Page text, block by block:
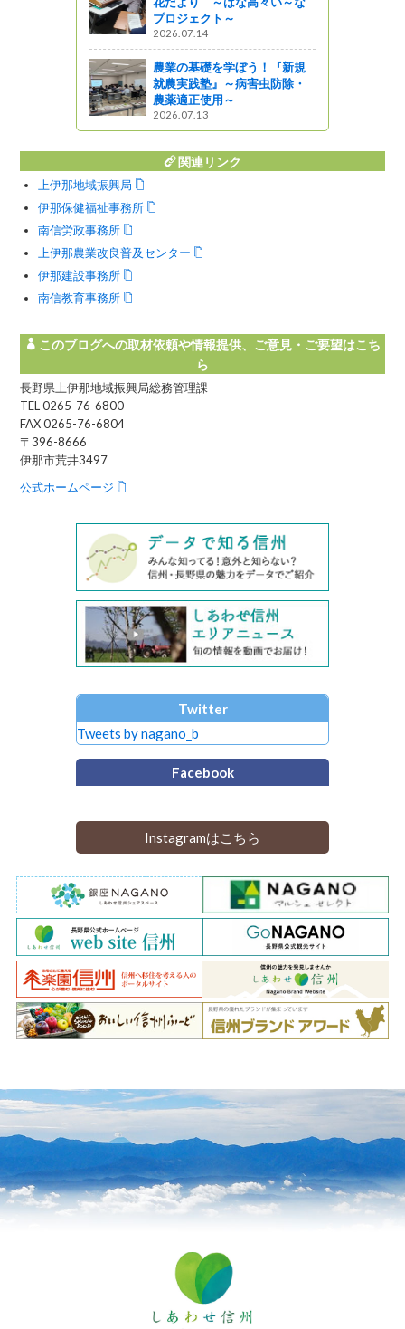
プロジェクト～
2026.07.14
農業の基礎を学ぼう！『新規
就農実践塾』～病害虫防除・
農薬適正使用～
2026.07.13
関連リンク
上伊那地域振興局
伊那保健福祉事務所
南信労政事務所
上伊那農業改良普及センター
伊那建設事務所
南信教育事務所
このブログへの取材依頼や情報提供、ご意見・ご要望はこち
ら
長野県上伊那地域振興局総務管理課
TEL 0265-76-6800
FAX 0265-76-6804
〒396-8666
伊那市荒井3497
公式ホームページ
Twitter
Tweets by nagano_b
Facebook
Instagramはこちら